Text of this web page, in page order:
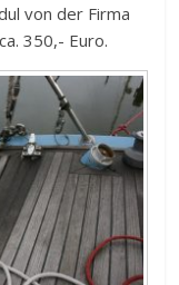
von der Firma
350,- Euro.